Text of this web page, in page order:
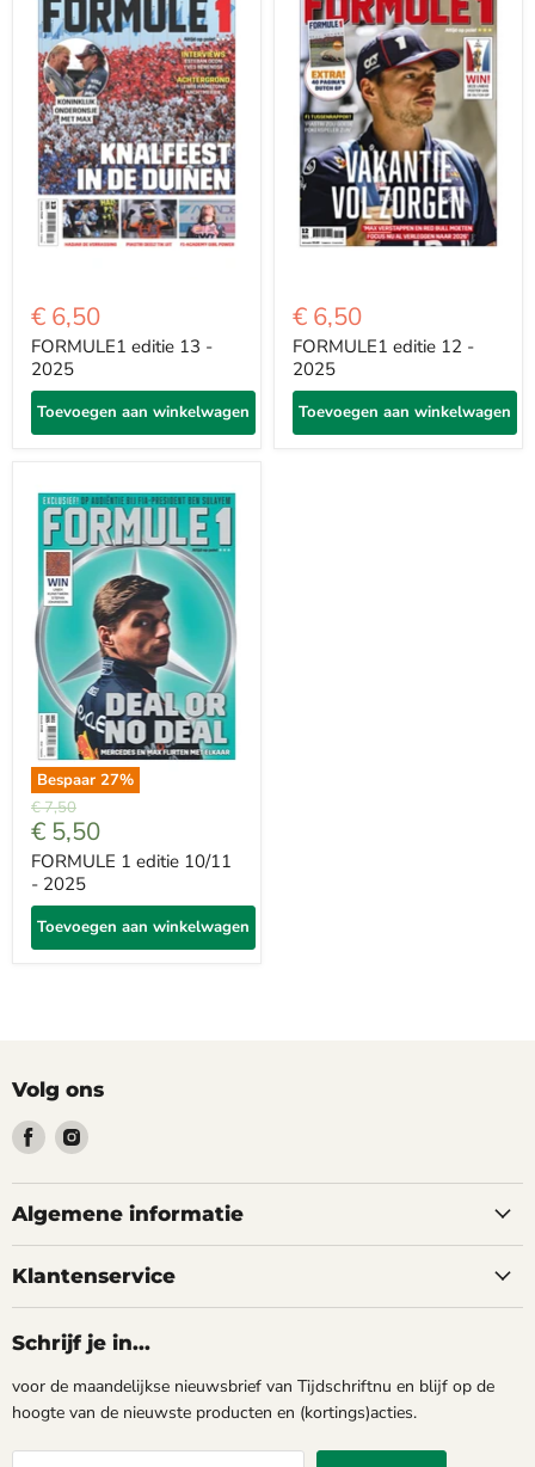
€ 6,50
FORMULE1 editie 13 -
2025
Toevoegen aan winkelwagen
€ 6,50
FORMULE1 editie 12 -
2025
Toevoegen aan winkelwagen
Bespaar 27%
Prijs
€ 7,50
Met
korting
€ 5,50
FORMULE 1 editie 10/11
- 2025
Toevoegen aan winkelwagen
Volg ons
Vind
ons
op
Facebook
Vind
op
Instagram
Algemene informatie
Klantenservice
Schrijf je in...
voor de maandelijkse nieuwsbrief van Tijdschriftnu en blijf op de
hoogte van de nieuwste producten en (kortings)acties.